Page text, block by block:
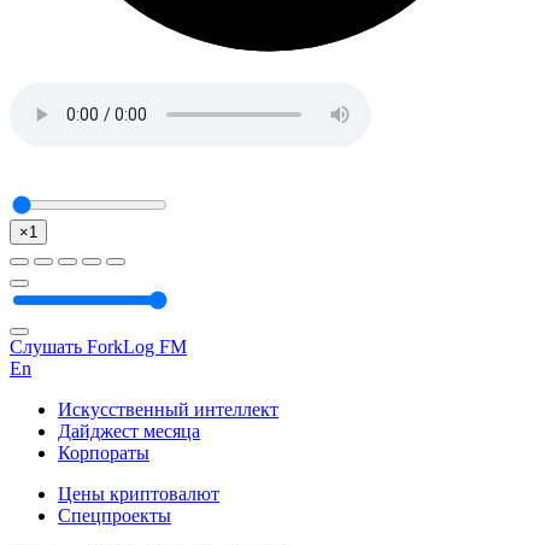
×1
Слушать ForkLog FM
En
Искусственный интеллект
Дайджест месяца
Корпораты
Цены криптовалют
Спецпроекты